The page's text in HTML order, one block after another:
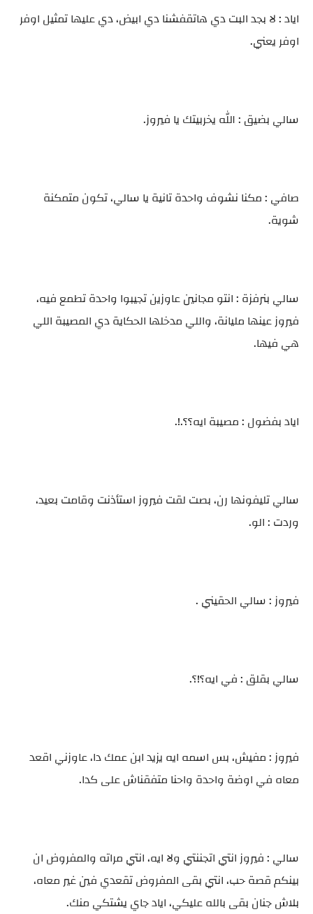
اياد : لا بجد البت دي هاتقفشنا دي ابيض، دي عليها تمثيل اوفر
اوفر يعني.
سالي بضيق : الله يخربيتك يا فيروز.
صافي : مكنا نشوف واحدة تانية يا سالي، تكون متمكنة
شوية.
سالي بنرفزة : انتو مجانين عاوزين تجيبوا واحدة تطمع فيه،
فيروز عينها مليانة، واللي مدخلها الحكاية دي المصيبة اللي
هي فيها.
اياد بفضول : مصيبة ايه؟؟.!.
سالي تليفونها رن، بصت لقت فيروز استأذنت وقامت بعيد،
وردت : الو.
فيروز : سالي الحقيني .
سالي بقلق : في ايه؟!؟.
فيروز : مفيش، بس اسمه ايه يزيد ابن عمك دا، عاوزني اقعد
معاه في اوضة واحدة واحنا متفقناش على كدا.
سالي : فيروز انتي اتجننتي ولا ايه، انتي مراته والمفروض ان
بينكم قصة حب، انتي بقى المفروض تقعدي فين غير معاه،
بلاش جنان بقى بالله عليكي، اياد جاي يشتكي منك.